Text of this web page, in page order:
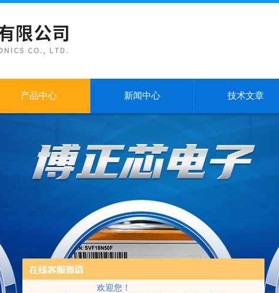
欢迎您！
产品中心 新闻中心 技术文章